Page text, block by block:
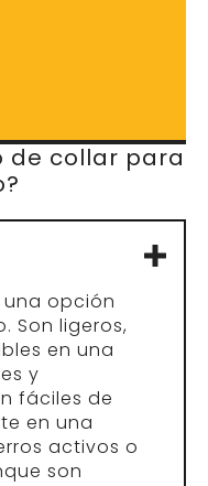
de collar para
una opción
Son ligeros,
en una
y
fáciles de
en una
activos o
son